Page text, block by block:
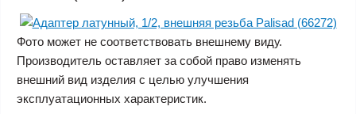
Фото может не соответствовать внешнему виду.
Производитель оставляет за собой право изменять
внешний вид изделия с целью улучшения
эксплуатационных характеристик.